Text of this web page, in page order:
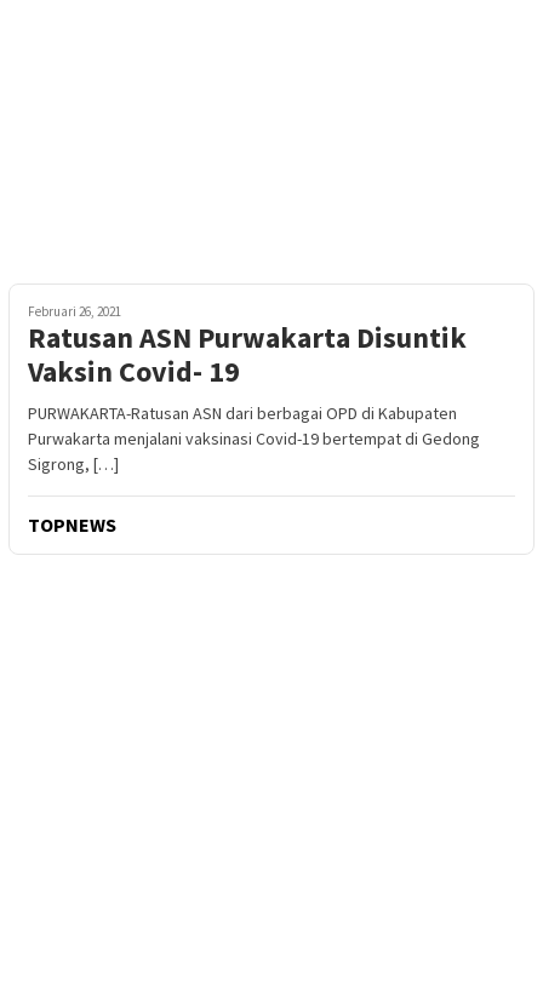
Februari 26, 2021
Ratusan ASN Purwakarta Disuntik
Vaksin Covid- 19
PURWAKARTA-Ratusan ASN dari berbagai OPD di Kabupaten
Purwakarta menjalani vaksinasi Covid-19 bertempat di Gedong
Sigrong, […]
TOPNEWS